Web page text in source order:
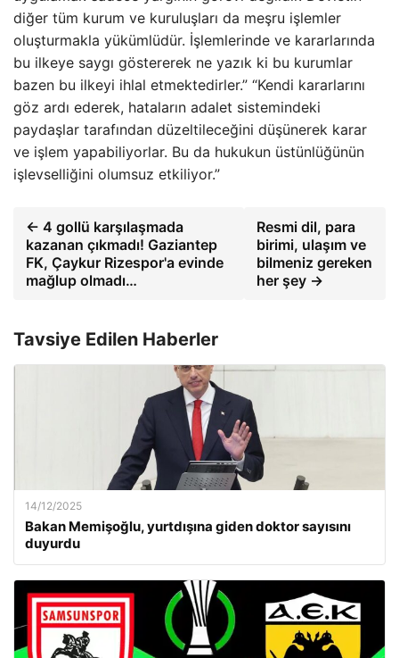
diğer tüm kurum ve kuruluşları da meşru işlemler
oluşturmakla yükümlüdür. İşlemlerinde ve kararlarında
bu ilkeye saygı göstererek ne yazık ki bu kurumlar
bazen bu ilkeyi ihlal etmektedirler.” “Kendi kararlarını
göz ardı ederek, hataların adalet sistemindeki
paydaşlar tarafından düzeltileceğini düşünerek karar
ve işlem yapabiliyorlar. Bu da hukukun üstünlüğünün
işlevselliğini olumsuz etkiliyor.”
← 4 gollü karşılaşmada
kazanan çıkmadı! Gaziantep
FK, Çaykur Rizespor'a evinde
mağlup olmadı…
Resmi dil, para
birimi, ulaşım ve
bilmeniz gereken
her şey →
Tavsiye Edilen Haberler
14/12/2025
Bakan Memişoğlu, yurtdışına giden doktor sayısını
duyurdu